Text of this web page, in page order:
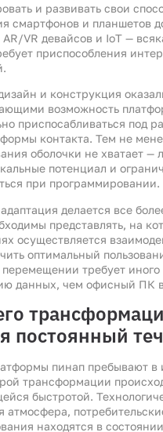
и развивать свои
смартфонов и планшетов
VR девайсов и IoT —
приспособления
и конструкция
возможность
приспосабливаться под
контакта. Тем не
оболочки не хватает —
потенциал и
при программировании.
делается все
представлять, на
осуществляется
оптимальный
перемещении требует иного
данных, чем офисный ПК
постоянный
пинап пребывают в
трансформации
быстротой.
атмосфера,
находятся в